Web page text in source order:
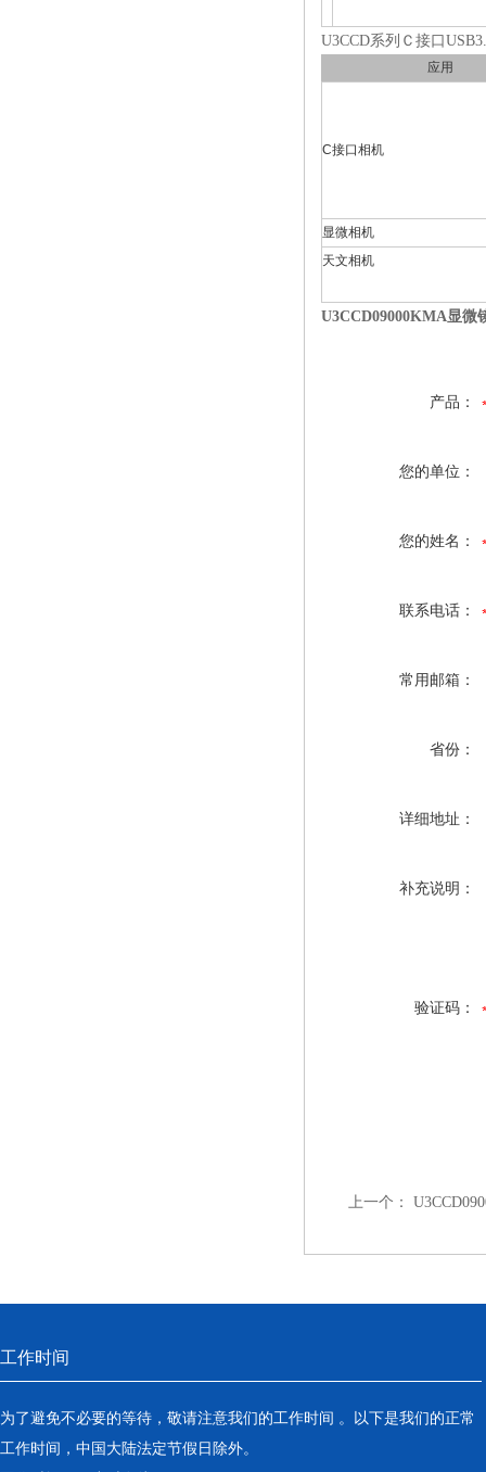
U3CCD系列Ｃ接口
应用
C接口相机
显微相机
天文相机
U3CCD09000KMA显微
产品：
您的单位：
您的姓名：
联系电话：
常用邮箱：
省份：
详细地址：
补充说明：
验证码：
上一个：
工作时间
为了避免不必要的等待，敬请注意我们的工作时间 。以下是我们的正常
工作时间，中国大陆法定节假日除外。